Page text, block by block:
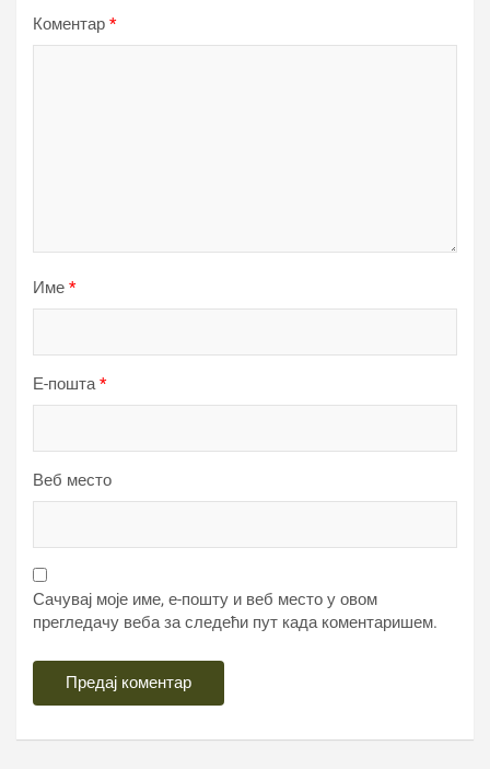
Коментар *
Име *
Е-пошта*
Веб место
Сачувај моје име, е-пошту и веб место у овом
прегледачу веба за следећи пут када коментаришем.